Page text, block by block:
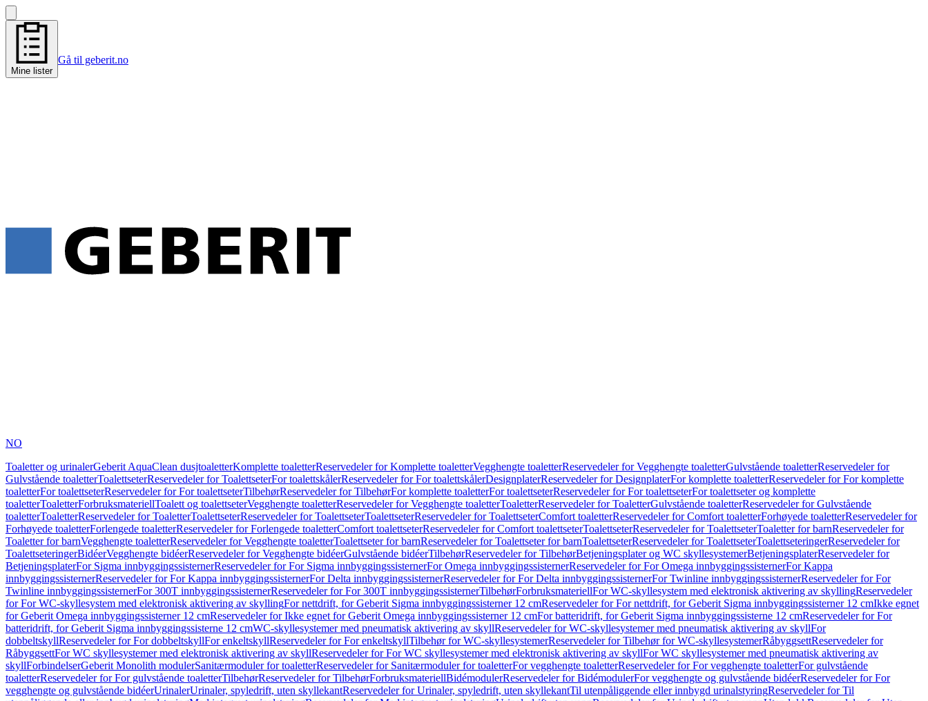
Mine lister
Gå til geberit.no
NO
Toaletter og urinalerGeberit AquaClean dusjtoaletterKomplette toaletterReservedeler for Komplette toaletterVegghengte toaletterReservedeler for Vegghengte toaletterGulvstående toaletterReservedeler for
Gulvstående toaletterToalettseterReservedeler for ToalettseterFor toalettskålerReservedeler for For toalettskålerDesignplaterReservedeler for DesignplaterFor komplette toaletterReservedeler for For komplette
toaletterFor toalettseterReservedeler for For toalettseterTilbehørReservedeler for TilbehørFor komplette toaletterFor toalettseterReservedeler for For toalettseterFor toalettseter og komplette
toaletterToaletterForbruksmateriellToalett og toalettseterVegghengte toaletterReservedeler for Vegghengte toaletterToaletterReservedeler for ToaletterGulvstående toaletterReservedeler for Gulvstående
toaletterToaletterReservedeler for ToaletterToalettseterReservedeler for ToalettseterToalettseterReservedeler for ToalettseterComfort toaletterReservedeler for Comfort toaletterForhøyede toaletterReservedeler for
Forhøyede toaletterForlengede toaletterReservedeler for Forlengede toaletterComfort toalettseterReservedeler for Comfort toalettseterToalettseterReservedeler for ToalettseterToaletter for barnReservedeler for
Toaletter for barnVegghengte toaletterReservedeler for Vegghengte toaletterToalettseter for barnReservedeler for Toalettseter for barnToalettseterReservedeler for ToalettseterToalettseteringerReservedeler for
ToalettseteringerBidéerVegghengte bidéerReservedeler for Vegghengte bidéerGulvstående bidéerTilbehørReservedeler for TilbehørBetjeningsplater og WC skyllesystemerBetjeningsplaterReservedeler for
BetjeningsplaterFor Sigma innbyggingssisternerReservedeler for For Sigma innbyggingssisternerFor Omega innbyggingssisternerReservedeler for For Omega innbyggingssisternerFor Kappa
innbyggingssisternerReservedeler for For Kappa innbyggingssisternerFor Delta innbyggingssisternerReservedeler for For Delta innbyggingssisternerFor Twinline innbyggingssisternerReservedeler for For
Twinline innbyggingssisternerFor 300T innbyggingssisternerReservedeler for For 300T innbyggingssisternerTilbehørForbruksmateriellFor WC-skyllesystem med elektronisk aktivering av skyllingReservedeler
for For WC-skyllesystem med elektronisk aktivering av skyllingFor nettdrift, for Geberit Sigma innbyggingssisterner 12 cmReservedeler for For nettdrift, for Geberit Sigma innbyggingssisterner 12 cmIkke egnet
for Geberit Omega innbyggingssisterner 12 cmReservedeler for Ikke egnet for Geberit Omega innbyggingssisterner 12 cmFor batteridrift, for Geberit Sigma innbyggingssisterne 12 cmReservedeler for For
batteridrift, for Geberit Sigma innbyggingssisterne 12 cmWC-skyllesystemer med pneumatisk aktivering av skyllReservedeler for WC-skyllesystemer med pneumatisk aktivering av skyllFor
dobbeltskyllReservedeler for For dobbeltskyllFor enkeltskyllReservedeler for For enkeltskyllTilbehør for WC-skyllesystemerReservedeler for Tilbehør for WC-skyllesystemerRåbyggsettReservedeler for
RåbyggsettFor WC skyllesystemer med elektronisk aktivering av skyllReservedeler for For WC skyllesystemer med elektronisk aktivering av skyllFor WC skyllesystemer med pneumatisk aktivering av
skyllForbindelserGeberit Monolith modulerSanitærmoduler for toaletterReservedeler for Sanitærmoduler for toaletterFor vegghengte toaletterReservedeler for For vegghengte toaletterFor gulvstående
toaletterReservedeler for For gulvstående toaletterTilbehørReservedeler for TilbehørForbruksmateriellBidémodulerReservedeler for BidémodulerFor vegghengte og gulvstående bidéerReservedeler for For
vegghengte og gulvstående bidéerUrinalerUrinaler, spyledrift, uten skyllekantReservedeler for Urinaler, spyledrift, uten skyllekantTil utenpåliggende eller innbygd urinalstyringReservedeler for Til